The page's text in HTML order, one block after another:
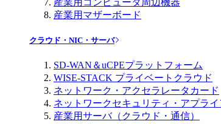
産業用マザーボード
クラウド・NIC・サーバ
SD-WAN＆uCPEプラットフォーム
WISE-STACK プライベートクラウド
ネットワーク・アクセラレータカード
ネットワークセキュリティ・アプライ
産業用サーバ（クラウド・通信）